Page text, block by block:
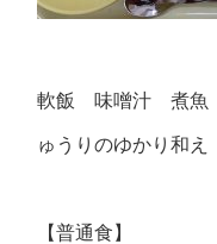
軟飯 味噌汁 煮魚
ゅうりのゆかり和え
【普通食】